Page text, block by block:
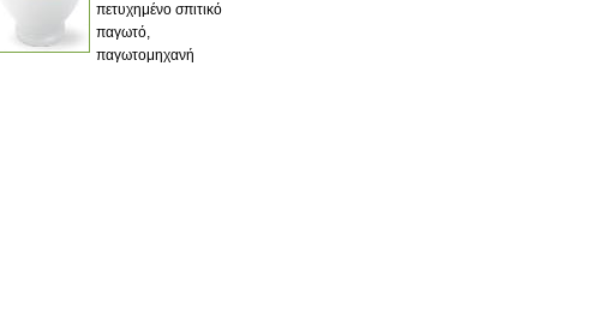
πετυχημένο σπιτικό
παγωτό,
παγωτομηχανή